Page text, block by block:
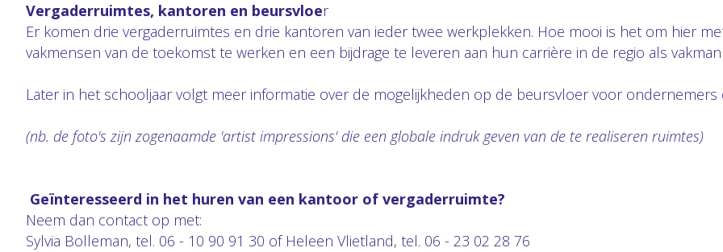
Vergaderruimtes, kantoren en beursvloer
Er komen drie vergaderruimtes en drie kantoren van ieder twee werkplekken. Hoe mooi is het om hier
vakmensen van de toekomst te werken en een bijdrage te leveren aan hun carrière in de regio als
Later in het schooljaar volgt meer informatie over de mogelijkheden op de beursvloer voor
(nb. de foto's zijn zogenaamde 'artist impressions' die een globale indruk geven van de te realiseren ruimtes)
Geïnteresseerd in het huren van een kantoor of vergaderruimte?
Neem dan contact op met:
Sylvia Bolleman, tel. 06 - 10 90 91 30 of Heleen Vlietland, tel. 06 - 23 02 28 76